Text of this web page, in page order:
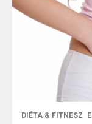
DIÉTA & FITNESZ